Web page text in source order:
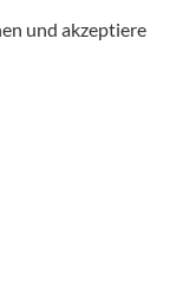
und akzeptiere